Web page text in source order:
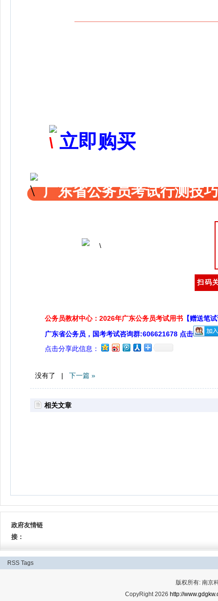
立即购买
广东省公务员考试行测技
扫码
公务员教材中心：2026年广东公务员考试用书 【赠送笔
广东省公务员，国考考试咨询群:606621678 点击
点击分享此信息：
没有了 | 下一篇 »
相关文章
政府友情链
接：
RSS Tags
版权所有: 南
CopyRight 2026 http://